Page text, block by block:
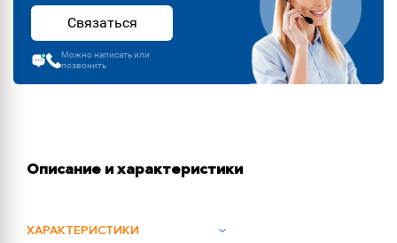
Связаться
Можно написать или
позвонить
Описание и характеристики
ХАРАКТЕРИСТИКИ